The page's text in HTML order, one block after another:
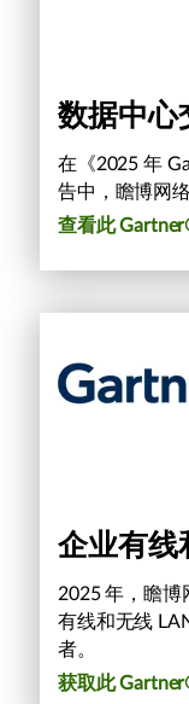
数据中心
在《2025 年
告中，瞻博网
查看此
企业有线
2025 年，瞻
有线和无线
者。
获取此